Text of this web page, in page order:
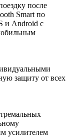
после
Smart по
и Android с
защиту от всех
усилителем